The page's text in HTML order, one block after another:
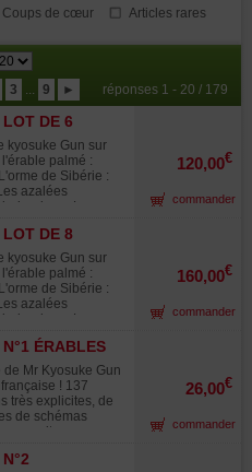
Coups de cœur
Articles rares
3 ... 9 ► réponses 1 - 20 / 179
DE 6
kyosuke Gun sur
palmé :
de Sibérie :
azalées
. Le
: malus et ilex Le
Version
ouvrage contient
très explicites,
de schémas
culturaux. Ils
bonsaïs au fil des
mise en forme
pour former au
Un ouvrage
corrigé par un
de lecture.
mm. Cet ouvrage
120,00€
commander
DE 8
kyosuke Gun sur
palmé :
de Sibérie :
azalées
. Le
chinensis. Le
: malus et ilex Le
L'érable
Le
rigida
! Chaque ouvrage
de dessins très
de tableaux
160,00€
commander
ÉRABLES
Mr Kyosuke Gun
! 137
très explicites, de
de schémas
culturaux vous
au fil des
26,00€
commander